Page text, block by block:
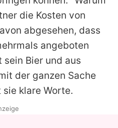
die Kosten von
abgesehen, dass
angeboten
Bier und aus
der ganzen Sache
klare Worte.